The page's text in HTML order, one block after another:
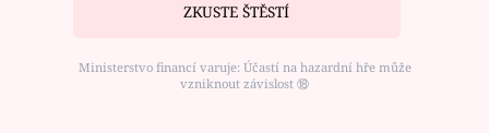
ZKUSTE ŠTĚSTÍ
Ministerstvo financí varuje: Účastí na hazardní hře může
vzniknout závislost ⑱